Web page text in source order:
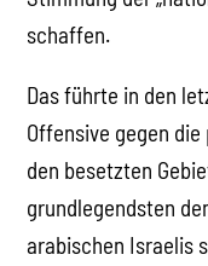
schaffen.
Das führte in den
Offensive gegen
den besetzten
grundlegendsten
arabischen Israelis